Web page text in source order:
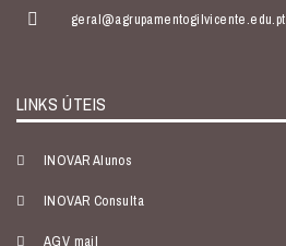
geral@agrupamentogilvicente.edu.pt
LINKS ÚTEIS
INOVAR Alunos
INOVAR Consulta
AGV mail